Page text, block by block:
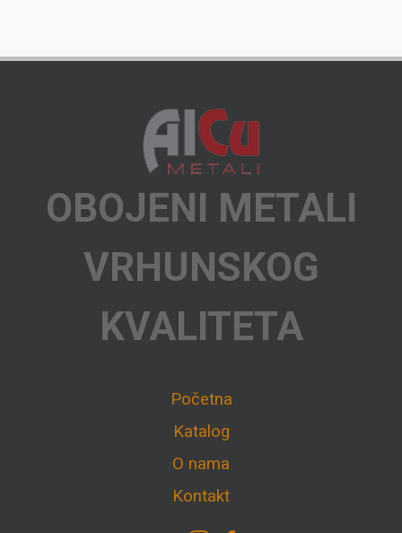
OBOJENI METALI
VRHUNSKOG
KVALITETA
Početna
Katalog
O nama
Kontakt